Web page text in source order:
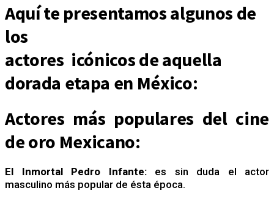
Aquí te presentamos algunos de
los
actores icónicos de aquella
dorada etapa en México:
Actores más populares del cine
de oro Mexicano:
El Inmortal Pedro Infante:es sin duda el actor
masculino más popular de ésta época.